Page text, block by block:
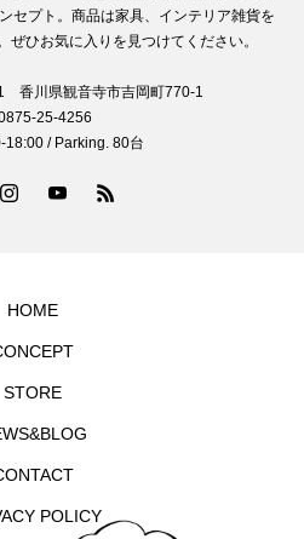
セプト。商品は家具、インテリア雑貨を
ひお気に入りを見つけてください。
香川県観音寺市吉岡町770-1
25-4256
18:00 / Parking. 80台
HOME
STORE
POLICY